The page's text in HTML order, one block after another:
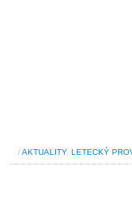
/AKTUALITY, LETECKÝ